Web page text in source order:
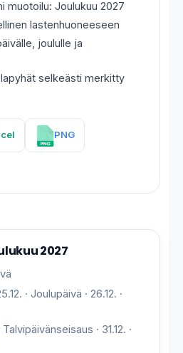
muotoilu: Joulukuu 2027
lastenhuoneeseen
joululle ja
selkeästi merkitty
PNG
2027
· Joulupäivä · 26.12. ·
Talvipäivänseisaus · 31.12. ·